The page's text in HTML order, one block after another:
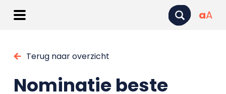
aA
Terug naar overzicht
Nominatie beste